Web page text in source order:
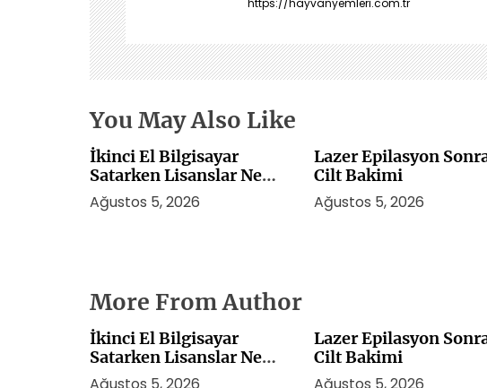
m
e
s
i
You May Also Like
İkinci El Bilgisayar
Satarken Lisanslar Ne
Olur
Ağustos 5, 2026
Lazer Epilasyon
Cilt Bakimi
Ağustos 5, 2026
More From Author
İkinci El Bilgisayar
Satarken Lisanslar Ne
Olur
Lazer Epilasyon
Cilt Bakimi